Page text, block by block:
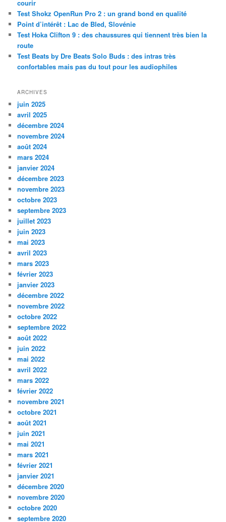
c
h
e
courir
Test Shokz OpenRun Pro 2 : un grand bond en qualité
Point d’intérêt : Lac de Bled, Slovénie
Test Hoka Clifton 9 : des chaussures qui tiennent très bien la
route
Test Beats by Dre Beats Solo Buds : des intras très
confortables mais pas du tout pour les audiophiles
ARCHIVES
juin 2025
avril 2025
décembre 2024
novembre 2024
août 2024
mars 2024
janvier 2024
décembre 2023
novembre 2023
octobre 2023
septembre 2023
juillet 2023
juin 2023
mai 2023
avril 2023
mars 2023
février 2023
janvier 2023
décembre 2022
novembre 2022
octobre 2022
septembre 2022
août 2022
juin 2022
mai 2022
avril 2022
mars 2022
février 2022
novembre 2021
octobre 2021
août 2021
juin 2021
mai 2021
mars 2021
février 2021
janvier 2021
décembre 2020
novembre 2020
octobre 2020
septembre 2020